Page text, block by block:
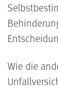
Wie die